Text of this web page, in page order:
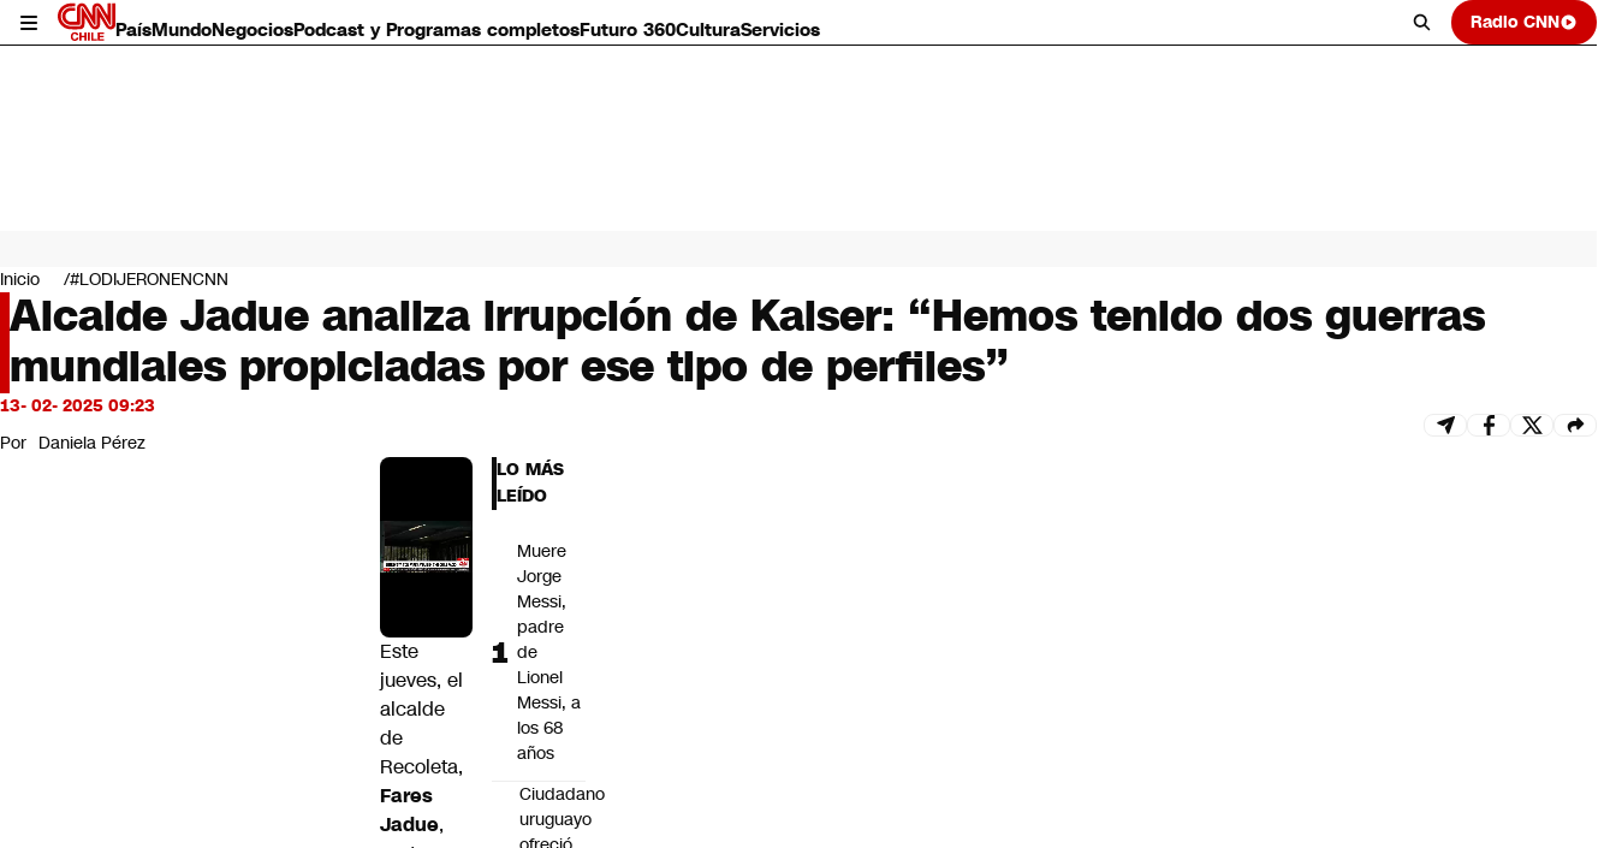
PaísMundoNegociosPodcast y Programas completosFuturo 360CulturaServicios Radio CNN
Mundo
Negocios
Deportes
Programas completos
Cultura
Servicios
Bits
CNN Data
Inicio #LODIJERONENCNN
Alcalde Jadue analiza irrupción de Kaiser: “Hemos tenido dos guerras
mundiales propiciadas por ese tipo de perfiles”
13- 02- 2025 09:23
Por Daniela Pérez
Este
jueves, el
alcalde
de
Recoleta,
Fares
Jadue,
LO MÁS
LEÍDO
Muere
Jorge
Messi,
padre
de
Lionel
Messi, a
los 68
años
Ciudadano
uruguayo